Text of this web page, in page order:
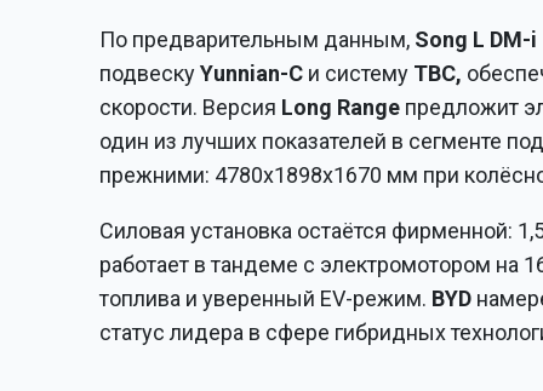
По предварительным данным, Song L DM-i
подвескуYunnian-C и систему TBC,
скорости. Версия Long Range предложит
один из лучших показателей в сегменте
прежними: 4780x1898x1670 мм при
Силовая установка остаётся фирменной:
работает в тандеме с электромотором на
топлива и уверенный EV-режим. BYD
статус лидера в сфере гибридных